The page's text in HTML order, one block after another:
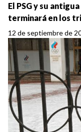
El PSG y su
terminará en los
12 de septiembre de